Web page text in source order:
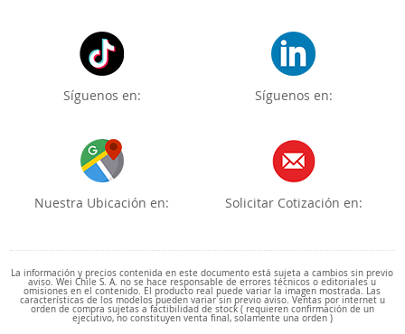
Síguenos en: Síguenos en:
Nuestra Ubicación en: Solicitar Cotización en:
La información y precios contenida en este documento está sujeta a cambios sin previo
aviso. Wei Chile S. A. no se hace responsable de errores técnicos o editoriales u
omisiones en el contenido. El producto real puede variar la imagen mostrada. Las
características de los modelos pueden variar sin previo aviso. Ventas por internet u
orden de compra sujetas a factibilidad de stock ( requieren confirmación de un
ejecutivo, no constituyen venta final, solamente una orden )